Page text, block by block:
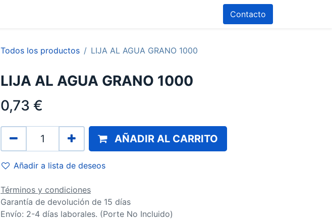
Contacto
Todos los productos LIJA AL AGUA GRANO 1000
LIJA AL AGUA GRANO 1000
0,73 €
AÑADIR AL CARRITO
Añadir a lista de deseos
Términos y condiciones
Garantía de devolución de 15 días
Envío: 2-4 días laborales. (Porte No Incluido)